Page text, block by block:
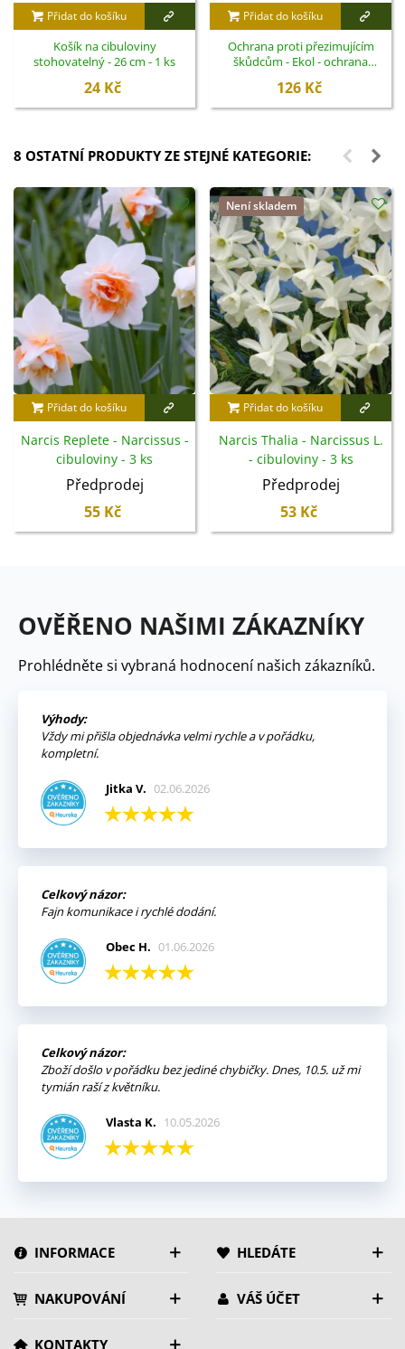
Přidat do košíku
Košík na cibuloviny
stohovatelný - 26 cm - 1 ks
24 Kč
Přidat do košíku
Ochrana proti přezimujícím
škůdcům - Ekol - ochrana
126 Kč
8 OSTATNÍ PRODUKTY ZE STEJNÉ KATEGORIE:
Přidat do košíku
Narcis Replete - Narcissus -
cibuloviny - 3 ks
Předprodej
55 Kč
Není skladem
Přidat do košíku
Narcis Thalia - Narcissus L.
- cibuloviny - 3 ks
Předprodej
53 Kč
OVĚŘENO NAŠIMI ZÁKAZNÍKY
Prohlédněte si vybraná hodnocení našich zákazníků.
Výhody:
Vždy mi přišla objednávka velmi rychle a v pořádku,
kompletní.
Jitka V. 02.06.2026
Celkový názor:
Fajn komunikace i rychlé dodání.
Obec H. 01.06.2026
Celkový názor:
Zboží došlo v pořádku bez jediné chybičky. Dnes, 10.5. už mi
tymián raší z květníku.
Vlasta K. 10.05.2026
INFORMACE HLEDÁTE
NAKUPOVÁNÍ VÁŠ ÚČET
KONTAKTY